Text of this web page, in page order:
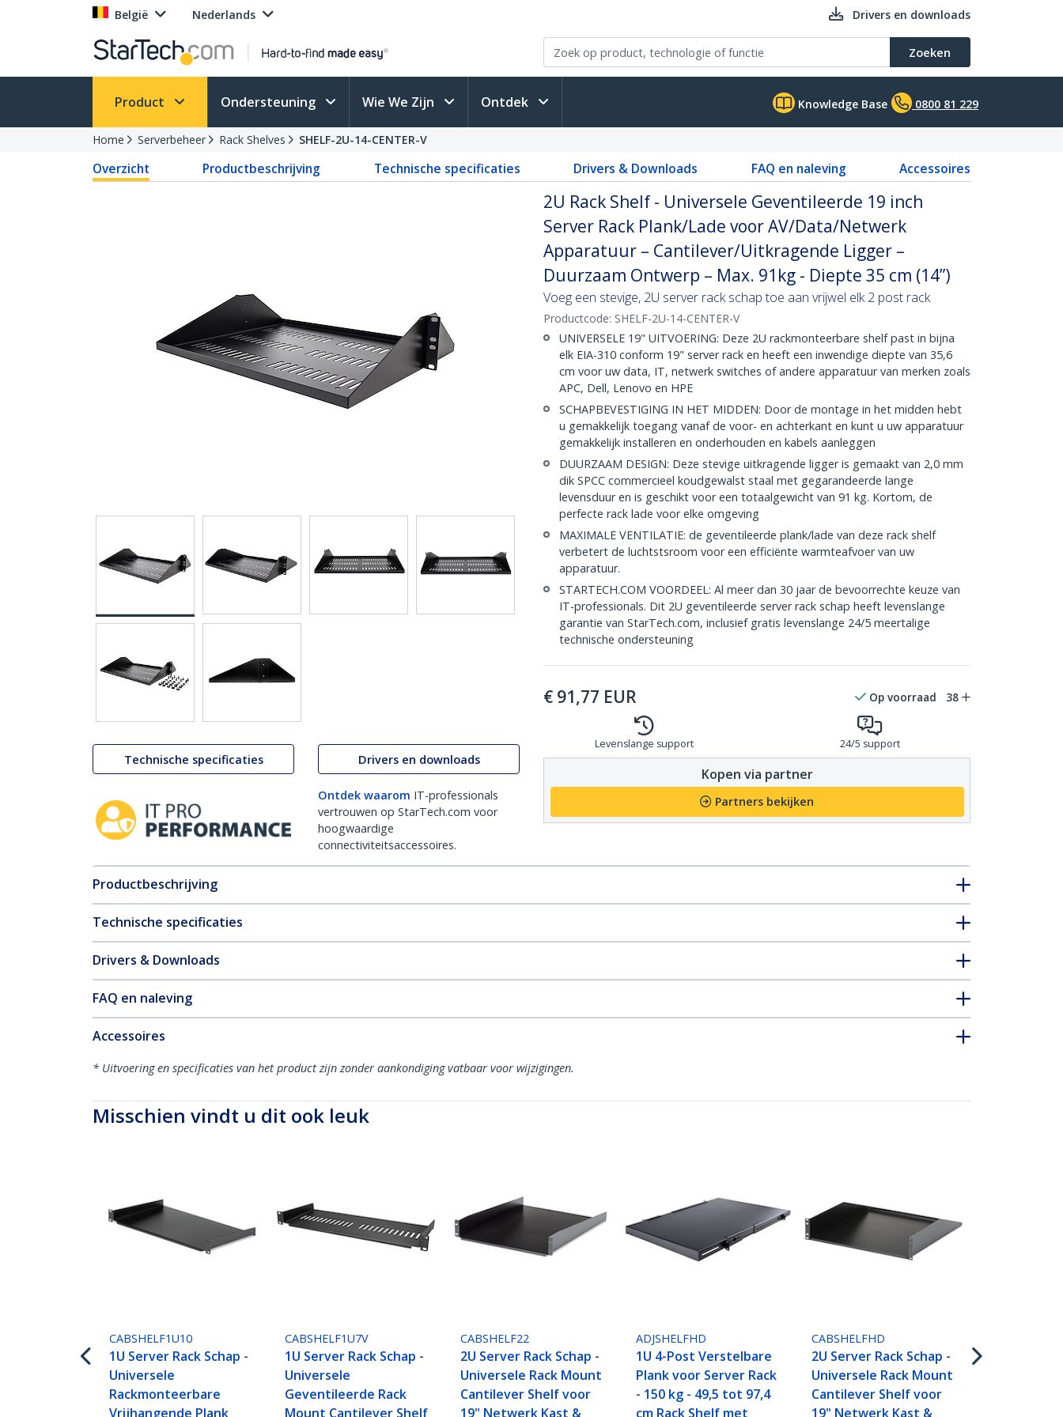
België Nederlands Drivers en downloads
Zoeken
Product Ondersteuning Wie We Zijn Ontdek Knowledge Base 0800 81 229
Home Serverbeheer Rack Shelves SHELF-2U-14-CENTER-V
Overzicht Productbeschrijving Technische specificaties Drivers & Downloads FAQ en naleving Accessoires
Technische specificaties Drivers en downloads
Ontdek waarom IT-professionals
vertrouwen op StarTech.com voor
hoogwaardige
connectiviteitsaccessoires.
2U Rack Shelf - Universele Geventileerde 19 inch
Server Rack Plank/Lade voor AV/Data/Netwerk
Apparatuur – Cantilever/Uitkragende Ligger –
Duurzaam Ontwerp – Max. 91kg - Diepte 35 cm (14”)
Voeg een stevige, 2U server rack schap toe aan vrijwel elk 2 post rack
Productcode: SHELF-2U-14-CENTER-V
UNIVERSELE 19" UITVOERING: Deze 2U rackmonteerbare shelf past in bijna
elk EIA-310 conform 19" server rack en heeft een inwendige diepte van 35,6
cm voor uw data, IT, netwerk switches of andere apparatuur van merken zoals
APC, Dell, Lenovo en HPE
SCHAPBEVESTIGING IN HET MIDDEN: Door de montage in het midden hebt
u gemakkelijk toegang vanaf de voor- en achterkant en kunt u uw apparatuur
gemakkelijk installeren en onderhouden en kabels aanleggen
DUURZAAM DESIGN: Deze stevige uitkragende ligger is gemaakt van 2,0 mm
dik SPCC commercieel koudgewalst staal met gegarandeerde lange
levensduur en is geschikt voor een totaalgewicht van 91 kg. Kortom, de
perfecte rack lade voor elke omgeving
MAXIMALE VENTILATIE: de geventileerde plank/lade van deze rack shelf
verbetert de luchtstsroom voor een efficiënte warmteafvoer van uw
apparatuur.
STARTECH.COM VOORDEEL: Al meer dan 30 jaar de bevoorrechte keuze van
IT-professionals. Dit 2U geventileerde server rack schap heeft levenslange
garantie van StarTech.com, inclusief gratis levenslange 24/5 meertalige
technische ondersteuning
€ 91,77 EUR Op voorraad 38
Levenslange support 24/5 support
Kopen via partner
Partners bekijken
Productbeschrijving
Technische specificaties
Drivers & Downloads
FAQ en naleving
Accessoires
* Uitvoering en specificaties van het product zijn zonder aankondiging vatbaar voor wijzigingen.
Misschien vindt u dit ook leuk
CABSHELF1U10
1U Server Rack Schap -
Universele
Rackmonteerbare
Vrijhangende Plank
CABSHELF1U7V
1U Server Rack Schap -
Universele
Geventileerde Rack
Mount Cantilever Shelf
CABSHELF22
2U Server Rack Schap -
Universele Rack Mount
Cantilever Shelf voor
19" Netwerk Kast &
ADJSHELFHD
1U 4-Post Verstelbare
Plank voor Server Rack
- 150 kg - 49,5 tot 97,4
cm Rack Shelf met
CABSHELFHD
2U Server Rack Schap -
Universele Rack Mount
Cantilever Shelf voor
19" Netwerk Kast &